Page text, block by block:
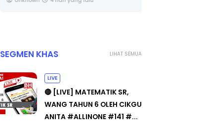
LIHAT SEMUA
SEGMEN KHAS
LIVE
🔴 [LIVE] MATEMATIK SR,
WANG TAHUN 6 OLEH CIKGU
ANITA #ALLINONE #141 #...